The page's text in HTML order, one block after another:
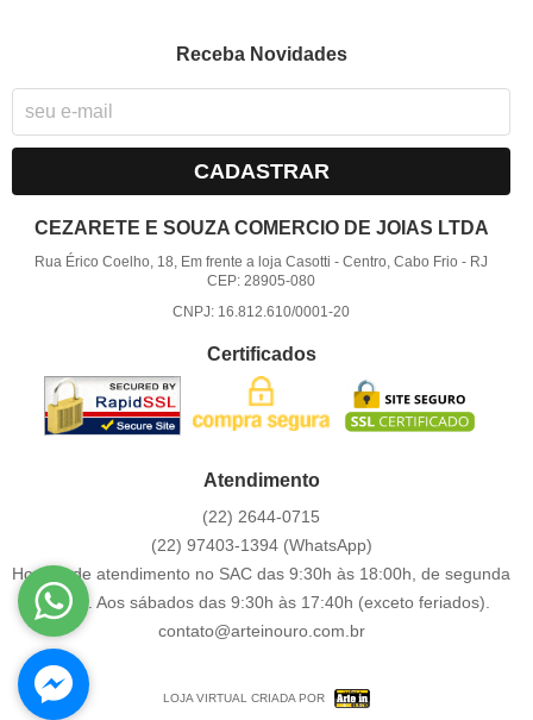
Receba Novidades
CADASTRAR
CEZARETE E SOUZA COMERCIO DE JOIAS LTDA
Rua Érico Coelho, 18, Em frente a loja Casotti -Centro, Cabo Frio - RJ
CEP: 28905-080
CNPJ: 16.812.610/0001-20
Certificados
Atendimento
(22) 2644-0715
(22) 97403-1394 (WhatsApp)
Horário de atendimento no SAC das 9:30h às 18:00h, de segunda
a sexta. Aos sábados das 9:30h às 17:40h (exceto feriados).
contato@arteinouro.com.br
LOJA VIRTUAL CRIADA POR